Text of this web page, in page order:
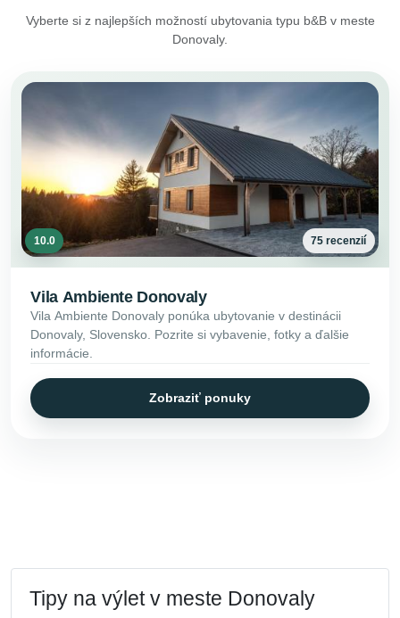
Vyberte si z najlepších možností ubytovania typu b&B v meste
Donovaly.
10.0 75 recenzií
Vila Ambiente Donovaly
Vila Ambiente Donovaly ponúka ubytovanie v destinácii
Donovaly, Slovensko. Pozrite si vybavenie, fotky a ďalšie
informácie.
Zobraziť ponuky
Tipy na výlet v meste Donovaly